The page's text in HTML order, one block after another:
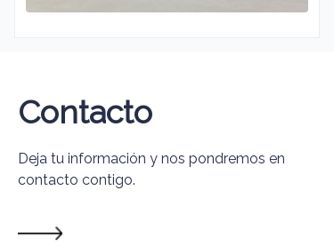
Contacto
Deja tu información y nos pondremos en
contacto contigo.